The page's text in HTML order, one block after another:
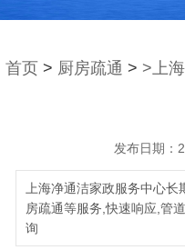
首页 > 厨房疏通 > >上
发布日期
上海净通洁家政服务中心
房疏通等服务,快速响应,管
询